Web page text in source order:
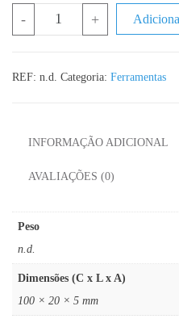
- +
REF: n.d. Categoria: Ferramentas
INFORMAÇÃO ADICIONAL
AVALIAÇÕES (0)
Peso
n.d.
Dimensões (C x L x A)
100 × 20 × 5 mm